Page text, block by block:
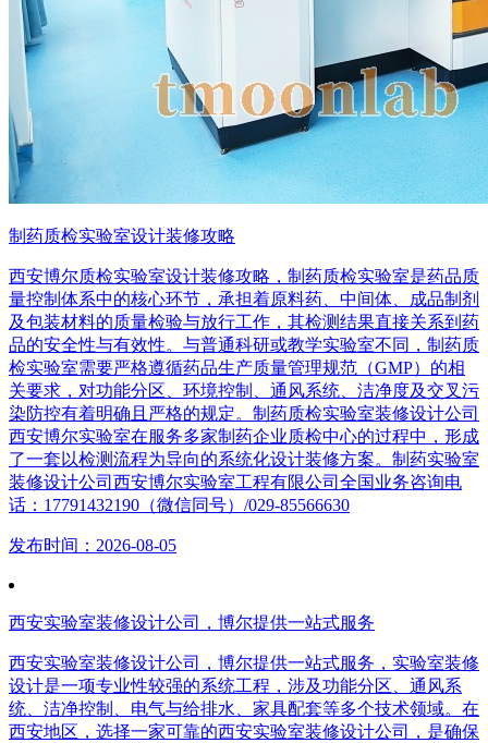
制药质检实验室设计装修攻略
西安博尔质检实验室设计装修攻略，制药质检实验室是药品质
量控制体系中的核心环节，承担着原料药、中间体、成品制剂
及包装材料的质量检验与放行工作，其检测结果直接关系到药
品的安全性与有效性。与普通科研或教学实验室不同，制药质
检实验室需要严格遵循药品生产质量管理规范（GMP）的相
关要求，对功能分区、环境控制、通风系统、洁净度及交叉污
染防控有着明确且严格的规定。制药质检实验室装修设计公司
西安博尔实验室在服务多家制药企业质检中心的过程中，形成
了一套以检测流程为导向的系统化设计装修方案。制药实验室
装修设计公司西安博尔实验室工程有限公司全国业务咨询电
话：17791432190（微信同号）/029-85566630
发布时间：2026-08-05
西安实验室装修设计公司，博尔提供一站式服务
西安实验室装修设计公司，博尔提供一站式服务，实验室装修
设计是一项专业性较强的系统工程，涉及功能分区、通风系
统、洁净控制、电气与给排水、家具配套等多个技术领域。在
西安地区，选择一家可靠的西安实验室装修设计公司，是确保